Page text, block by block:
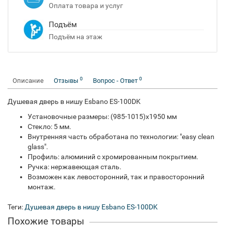
Оплата товара и услуг
Подъём
Подъём на этаж
Описание Отзывы 0 Вопрос - Ответ 0
Душевая дверь в нишу Esbano ES-100DK
Установочные размеры: (985-1015)х1950 мм
Стекло: 5 мм.
Внутренняя часть обработана по технологии: "easy clean
glass".
Профиль: алюминий с хромированным покрытием.
Ручка: нержавеющая сталь.
Возможен как левосторонний, так и правосторонний
монтаж.
Теги: Душевая дверь в нишу Esbano ES-100DK
Похожие товары